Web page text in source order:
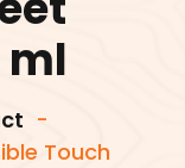
ml
-
Touch